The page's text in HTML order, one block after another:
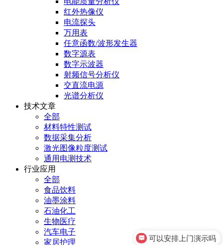
红外热像仪
电流探头
万用表
任意函数/波形发生器
数字源表
数字示波器
射频信号分析仪
交直流电源
光谱分析仪
技术文章
全部
材料特性测试
数据采集分析
激光图像粒度测试
通用电测技术
行业应用
全部
食品饮料
油墨涂料
石油化工
生物医疗
汽车电子
家居护理
可以安排上门演示吗